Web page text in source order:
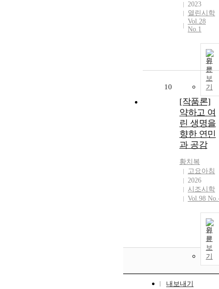
2023
열린시학
Vol.28
No.1
원
문
보
기
10
[작품론]
약하고 여
린 생명을
향한 연민
과 공감
황치복
고요아침
2026
시조시학
Vol.98
원
문
보
기
내보내기